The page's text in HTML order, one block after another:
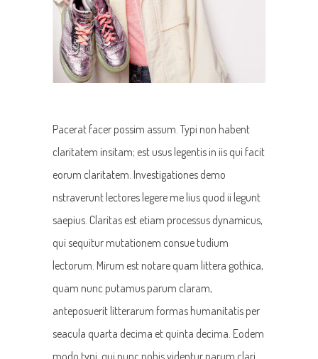
Pacerat facer possim assum. Typi non habent
claritatem insitam; est usus legentis in iis qui facit
eorum claritatem. Investigationes demo
nstraverunt lectores legere me lius quod ii legunt
saepius. Claritas est etiam processus dynamicus,
qui sequitur mutationem consue tudium
lectorum. Mirum est notare quam littera gothica,
quam nunc putamus parum claram,
anteposuerit litterarum formas humanitatis per
seacula quarta decima et quinta decima. Eodem
modo typi, qui nunc nobis videntur parum clari,